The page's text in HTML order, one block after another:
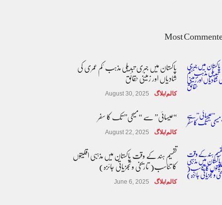
Most
پاکستان میں جبری تبدیلی مذہب 'کم عمری کی
شادیاں اور زمینی حقائق
کالم/بلاگ August 30, 2025
“عیسائی” سے “مسیحی” تک کا سفر
کالم/بلاگ August 22, 2025
تقسیم ہند کے وقت پاکستان میں مذہبی اقلیتوں
کا تناسب( تاریخی و تجزیاتی جائزہ)
کالم/بلاگ June 6, 2025